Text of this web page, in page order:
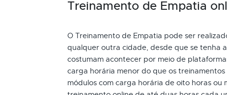
Treinamento de Empatia
O Treinamento de Empatia pode ser
qualquer outra cidade, desde que se tenha
costumam acontecer por meio de
carga horária menor do que os
módulos com carga horária de oito horas ou